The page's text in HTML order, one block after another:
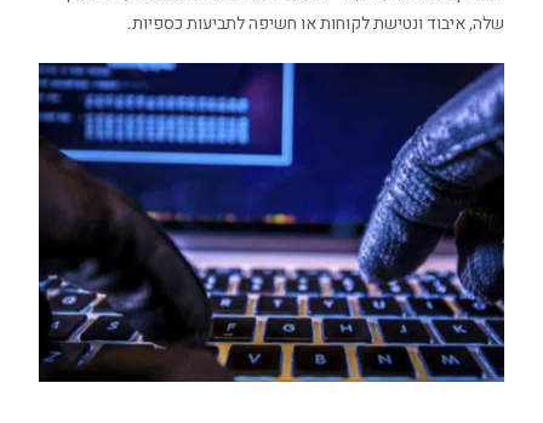
שלה, איבוד ונטישת לקוחות או חשיפה לתביעות כספיות.